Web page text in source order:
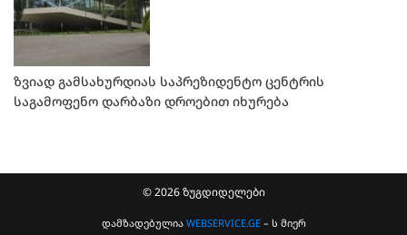
ზვიად გამსახურდიას საპრეზიდენტო ცენტრის
საგამოფენო დარბაზი დროებით იხურება
© 2026 ზუგდიდელები
დამზადებულია WEBSERVICE.GE– ს მიერ